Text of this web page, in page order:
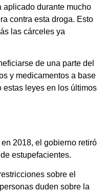
aplicado durante mucho
contra esta droga. Esto
las cárceles ya
de una parte del
y medicamentos a base
leyes en los últimos
2018, el gobierno retiró
estupefacientes.
sobre el
duden sobre la